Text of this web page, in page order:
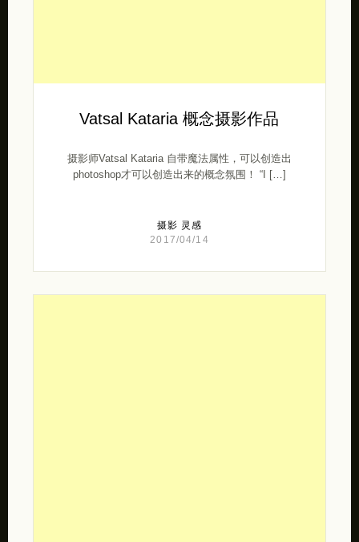
Vatsal Kataria 概念摄影作品
摄影师Vatsal Kataria 自带魔法属性，可以创造出
photoshop才可以创造出来的概念氛围！ “I […]
摄影 灵感
2017/04/14